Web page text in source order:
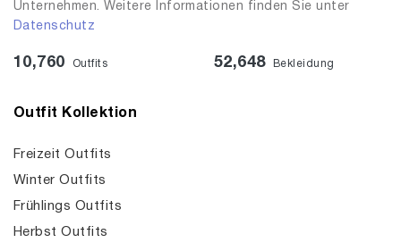
Unternehmen. Weitere Informationen finden Sie unter
Datenschutz
10,760 Outfits 52,648 Bekleidung
Outfit Kollektion
Freizeit Outfits
Winter Outfits
Frühlings Outfits
Herbst Outfits